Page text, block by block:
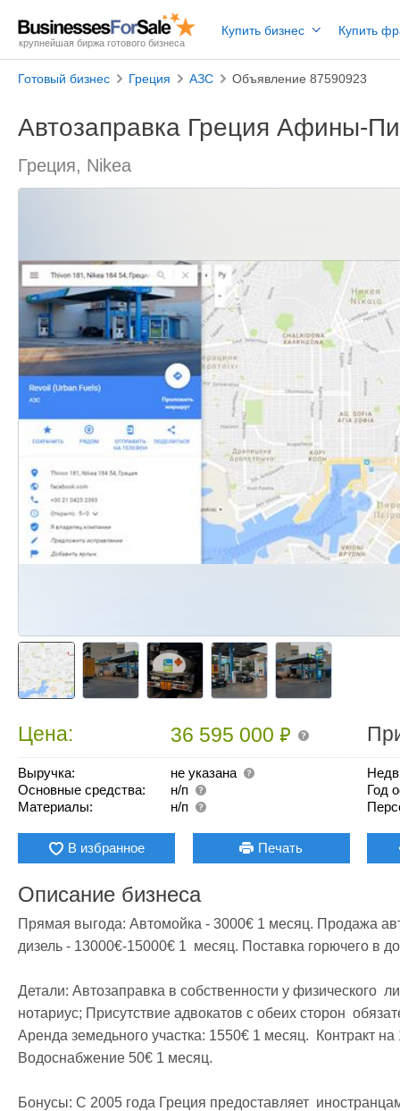
крупнейшая биржа готового бизнеса
Купить бизнес Купить
Готовый бизнес Греция АЗС Объявление 87590923
Автозаправка Греция Афины-
Греция, Nikea
Цена: 36 595 000₽
Выручка:
не указана
Основные средства:
н/п
Материалы:
н/п
Год
В избранное Печать
Описание бизнеса
Прямая выгода: Автомойка - 3000€ 1 месяц. Продажа
дизель - 13000€-15000€ 1  месяц. Поставка горючего в
Детали: Автозаправка в собственности у физического
нотариус; Присутствие адвокатов с обеих сторон
Аренда земедьного участка: 1550€ 1 месяц.  Контракт
Водоснабжение 50€ 1 месяц.
Бонусы: С 2005 года Греция предоставляет